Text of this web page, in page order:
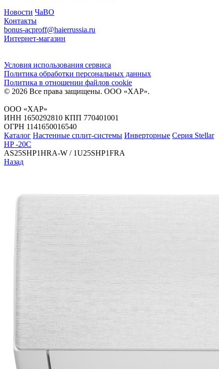
Новости ЧаВО
Контакты
bonus-acproff@haierrussia.ru
Интернет-магазин
Условия использования сервиса
Политика обработки персональных данных
Политика в отношении файлов сookie
© 2026 Все права защищены. ООО «ХАР».
ООО «ХАР»
ИНН 1650292810 КПП 770401001
ОГРН 1141650016540
Каталог Настенные сплит-системы Инверторные Серия Stellar
HP -20C
AS25SHP1HRA-W / 1U25SHP1FRA
Назад